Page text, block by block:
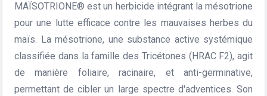
MAÏSOTRIONE® est un herbicide intégrant la mésotrione
pour une lutte efficace contre les mauvaises herbes du
maïs. La mésotrione, une substance active systémique
classifiée dans la famille des Tricétones (HRAC F2), agit
de manière foliaire, racinaire, et anti-germinative,
permettant de cibler un large spectre d'adventices. Son